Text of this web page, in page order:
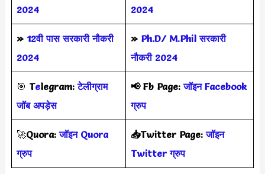
2024
2024
» 12वी पास सरकारी नौकरी
2024
» Ph.D/ M.Phil सरकारी
नौकरी 2024
🎯 Telegram: टेलीग्राम
जॉब अपड़ेस
📢 Fb Page:जॉइन Facebook
ग्रुप
🚀Quora:जॉइन Quora
ग्रुप
📥Twitter Page:जॉइन
Twitter ग्रुप